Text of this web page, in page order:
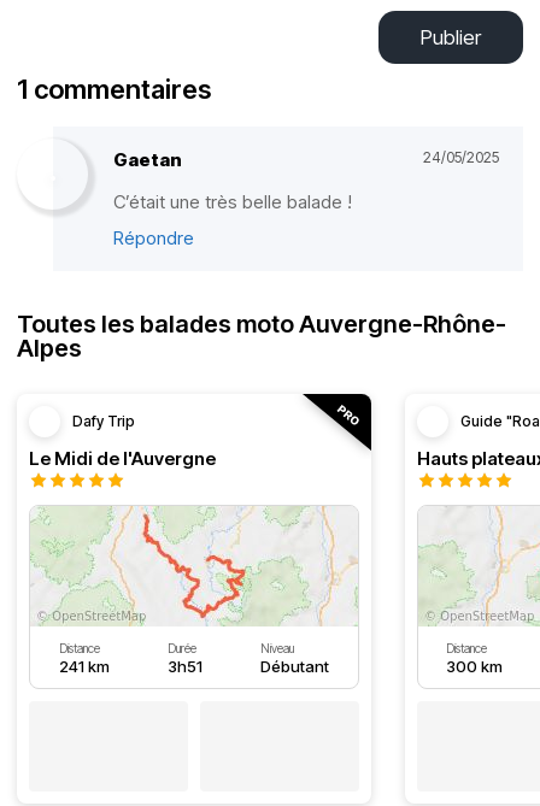
Publier
1 commentaires
Gaetan 24/05/2025
C’était une très belle balade !
Répondre
Toutes les balades moto Auvergne-Rhône-
Alpes
Dafy Trip
Le Midi de l'Auvergne
Distance
241 km
Durée
3h51
Niveau
Débutant
Guide
Hauts
Distance
300 km